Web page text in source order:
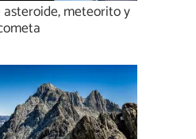
meteorito y